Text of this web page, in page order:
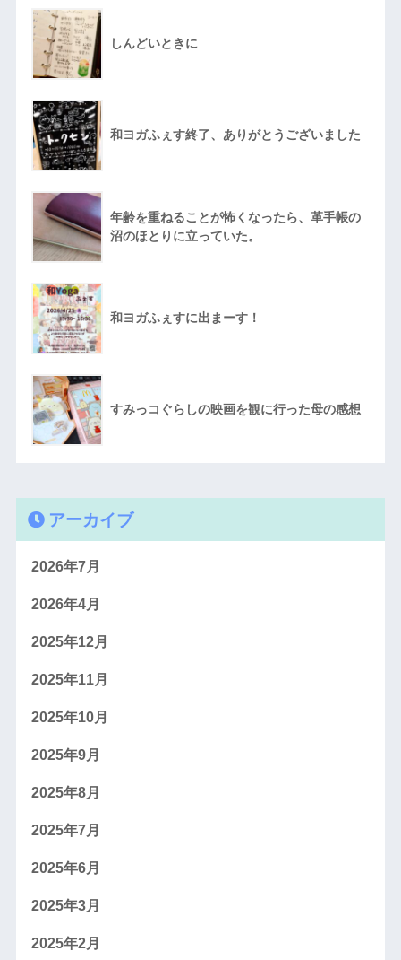
しんどいときに
和ヨガふぇす終了、ありがとうございました
年齢を重ねることが怖くなったら、革手帳の
沼のほとりに立っていた。
和ヨガふぇすに出まーす！
すみっコぐらしの映画を観に行った母の感想
アーカイブ
2026年7月
2026年4月
2025年12月
2025年11月
2025年10月
2025年9月
2025年8月
2025年7月
2025年6月
2025年3月
2025年2月